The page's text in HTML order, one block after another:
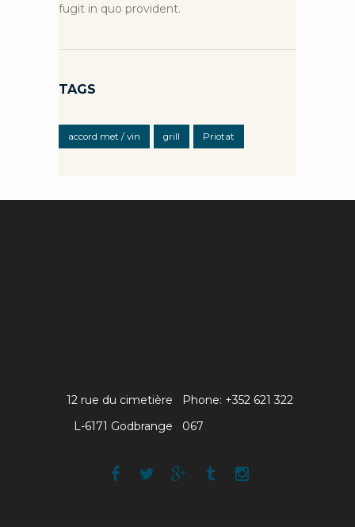
fugit in quo provident.
TAGS
accord met / vin grill Priotat
Phone: +352 621 322
067
12 rue du cimetière
L-6171 Godbrange